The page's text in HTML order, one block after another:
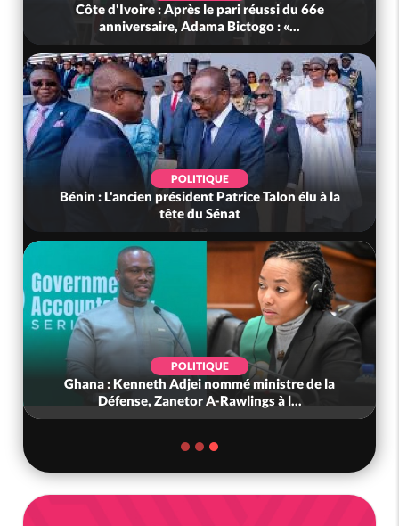
Côte d'Ivoire : Après le pari réussi du 66e
anniversaire, Adama Bictogo : «...
POLITIQUE
Bénin : L'ancien président Patrice Talon élu à la
tête du Sénat
POLITIQUE
Ghana : Kenneth Adjei nommé ministre de la
Défense, Zanetor A-Rawlings à l...